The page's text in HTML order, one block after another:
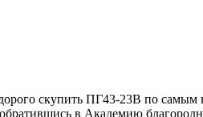
скупить ПГ43-23В по
в Академию